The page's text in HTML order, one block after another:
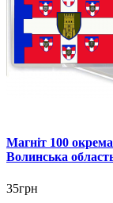
Магніт 100
Волинська
35грн